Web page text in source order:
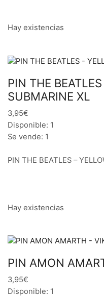
Hay existencias
PIN THE
SUBMARINE XL
3,95€
Disponible: 1
Se vende: 1
PIN THE BEATLES –
Hay existencias
PIN AMON
3,95€
Disponible: 1